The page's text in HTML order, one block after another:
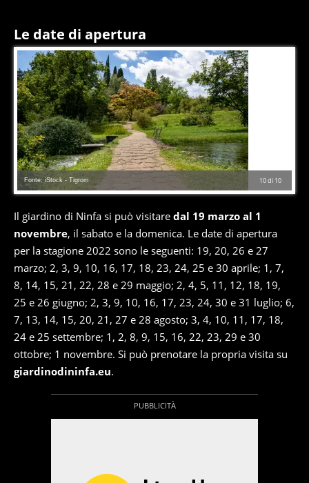
Le date di apertura
10di 10
Fonte: iStock - Tigrom
Il giardino di Ninfa si può visitare dal 19 marzo al 1
novembre, il sabato e la domenica. Le date di apertura
per la stagione 2022 sono le seguenti: 19, 20, 26 e 27
marzo; 2, 3, 9, 10, 16, 17, 18, 23, 24, 25 e 30 aprile; 1, 7,
8, 14, 15, 21, 22, 28 e 29 maggio; 2, 4, 5, 11, 12, 18, 19,
25 e 26 giugno; 2, 3, 9, 10, 16, 17, 23, 24, 30 e 31 luglio; 6,
7, 13, 14, 15, 20, 21, 27 e 28 agosto; 3, 4, 10, 11, 17, 18,
24 e 25 settembre; 1, 2, 8, 9, 15, 16, 22, 23, 29 e 30
ottobre; 1 novembre. Si può prenotare la propria visita su
giardinodininfa.eu.